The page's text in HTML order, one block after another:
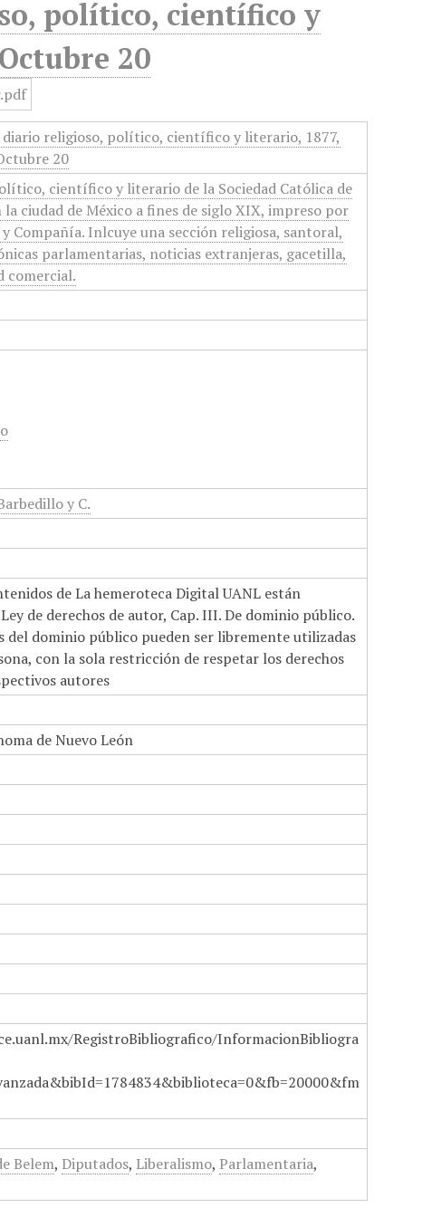
político, científico y
20
diario religioso, político, científico y literario, 1877,
20
científico y literario de la Sociedad Católica de
la ciudad de México a fines de siglo XIX, impreso por
Compañía. Inlcuye una sección religiosa, santoral,
parlamentarias, noticias extranjeras, gacetilla,
comercial.
y C.
de La hemeroteca Digital UANL están
de derechos de autor, Cap. III. De dominio público.
del dominio público pueden ser libremente utilizadas
con la sola restricción de respetar los derechos
autores
de Nuevo León
RegistroBibliografico/InformacionBibliogra
Belem, Diputados, Liberalismo, Parlamentaria,